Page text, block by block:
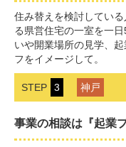
住み替えを検討してい
る県営住宅の一室を一
いや開業場所の見学、
フをイメージして。
STEP 3 神戸
事業の相談は『起業